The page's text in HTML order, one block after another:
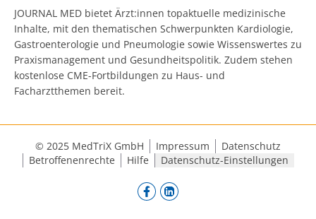
JOURNAL MED bietet Ärzt:innen topaktuelle medizinische
Inhalte, mit den thematischen Schwerpunkten Kardiologie,
Gastroenterologie und Pneumologie sowie Wissenswertes zu
Praxismanagement und Gesundheitspolitik. Zudem stehen
kostenlose CME-Fortbildungen zu Haus- und
Facharztthemen bereit.
© 2025 MedTriX GmbH Impressum
Datenschutz
Betroffenenrechte
Hilfe Datenschutz-Einstellungen